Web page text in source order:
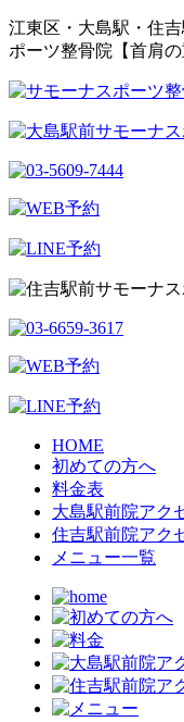
江東区・大島駅・住
ポーツ整骨院【首肩
HOME
初めての方へ
料金表
大島駅前院アク
住吉駅前院アク
メニュー一覧